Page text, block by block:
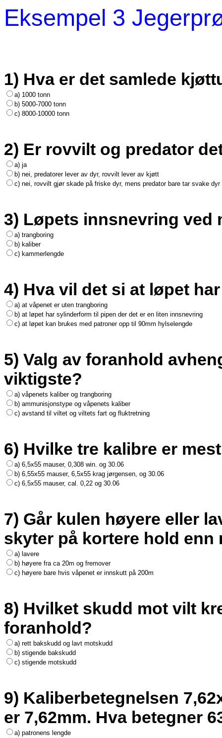
Eksempel 3
1) Hva er det samlede
a) 1000 tonn
b) 5000-7000 tonn
c) 8000-10000 tonn
2) Er rovvilt og predator
a) ja
b) nei, predatorer lever av dyr, rovvilt lever av kjøtt
c) nei, rovvilt gjør skade på friske dyr, mens predator bare tar svake dyr
3) Løpets innsnevring ved
a) trangboring
b) kaliber
c) kammerlengde
4) Hva vil det si at løpet
a) at våpenet er uten trangboring
b) at løpet har sylinderform til pipen der det er en liten innsnevring
c) at løpet kan brukes med patroner opp til 90mm hylselengde
5) Valg av foranhold
viktigste?
a) våpenets kaliber og trangboring
b) ammunisjonstype og våpenets kaliber
c) avstand til viltet og viltets fart og fluktretning
6) Hvilke tre kalibre er
a) 6,5x55 mauser, 0,308 win. og 30.06
b) 6,55x55 mauser, 6,5x55 krag jørgensen, og 30.06
c) 6,5x55 mauser, cal. 0,22 og 30.06
7) Går kulen høyere eller
skyter på kortere hold
a) lavere
b) høyere fra ca 20m og fremover
c) høyere bare hvis våpenet er innskutt på 200m
8) Hvilket skudd mot vilt
foranhold?
a) rett bakskudd og lavt motskudd
b) stigende bakskudd
c) stigende motskudd
9) Kaliberbetegnelsen
er 7,62mm. Hva betegner
a) patronens lengde